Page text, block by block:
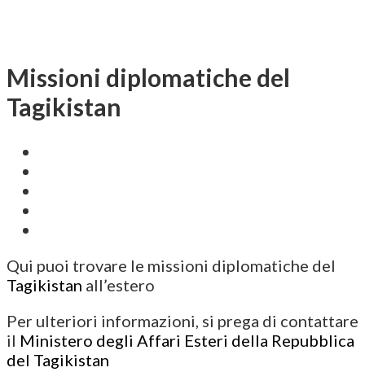
Missioni diplomatiche del
Tagikistan
Qui puoi trovare le missioni diplomatiche del
Tagikistan all’estero
Per ulteriori informazioni, si prega di contattare
il Ministero degli Affari Esteri della Repubblica
del Tagikistan